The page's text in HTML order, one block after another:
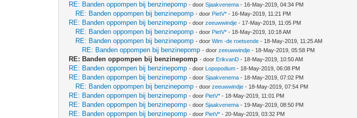
RE: Banden oppompen bij benzinepomp - doorSjaakvenema - 16-May-2019, 04:34 PM
RE: Banden oppompen bij benzinepomp - door PietV* - 16-May-2019, 11:21 PM
RE: Banden oppompen bij benzinepomp - doorzeeuwwindje - 17-May-2019, 11:05 PM
RE: Banden oppompen bij benzinepomp - door PietV* - 18-May-2019, 10:18 AM
RE: Banden oppompen bij benzinepomp - doorWim -de roetsende - 18-May-2019, 11:25 AM
RE: Banden oppompen bij benzinepomp - doorzeeuwwindje - 18-May-2019, 05:58 PM
RE: Banden oppompen bij benzinepomp - door ErikvanD - 18-May-2019, 10:50 AM
RE: Banden oppompen bij benzinepomp - door Lopopodium - 18-May-2019, 06:08 PM
RE: Banden oppompen bij benzinepomp - doorSjaakvenema - 18-May-2019, 07:02 PM
RE: Banden oppompen bij benzinepomp - doorzeeuwwindje - 18-May-2019, 07:54 PM
RE: Banden oppompen bij benzinepomp - door PietV* - 18-May-2019, 11:01 PM
RE: Banden oppompen bij benzinepomp - doorSjaakvenema - 19-May-2019, 08:50 PM
RE: Banden oppompen bij benzinepomp - door PietV* - 20-May-2019, 03:32 PM